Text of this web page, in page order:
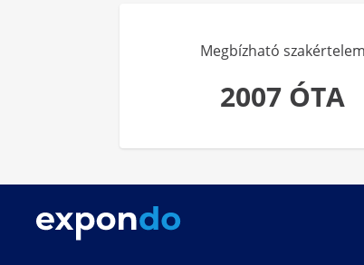
Megbízható szakértelem
2007 ÓTA